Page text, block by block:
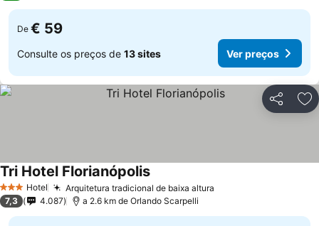
De € 59
Consulte os preços de 13 sites Ver preços
Partilhar
3 EstrelasHotel Arquitetura tradicional de baixa altura
Tri Hotel FlorianópolisVer preços
7,3 4.087 a 2.6 km de Orlando Scarpelli